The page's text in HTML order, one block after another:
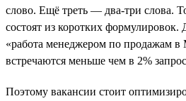
слово. Ещё треть — два-три слова.
состоят из коротких
«работа менеджером по продажам в
встречаются меньше чем в 2%
Поэтому вакансии стоит